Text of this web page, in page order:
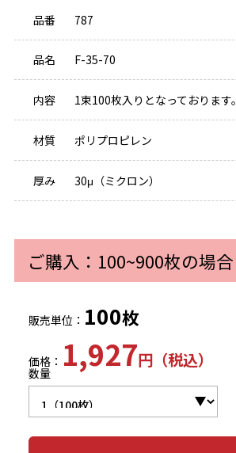
品番 787
品名 F-35-70
内容 1束100枚入りとなっております。
材質 ポリプロピレン
厚み 30μ（ミクロン）
ご購入：100~900枚の場合
販売単位： 100枚
価格： 1,927円（税込）
数量